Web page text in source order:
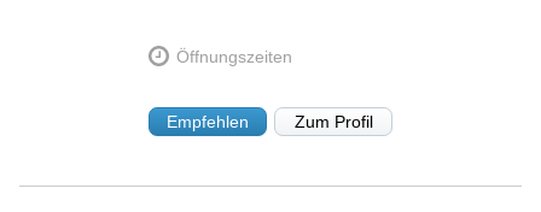
Öffnungszeiten
Empfehlen Zum Profil